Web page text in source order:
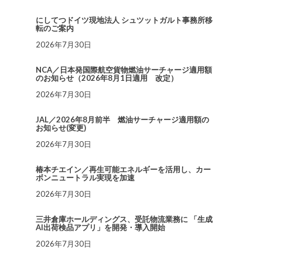
にしてつドイツ現地法人 シュツットガルト事務所移
転のご案内
2026年7月30日
NCA／日本発国際航空貨物燃油サーチャージ適用額
のお知らせ（2026年8月1日適用 改定）
2026年7月30日
JAL／2026年8月前半 燃油サーチャージ適用額の
お知らせ(変更)
2026年7月30日
椿本チエイン／再生可能エネルギーを活用し、カー
ボンニュートラル実現を加速
2026年7月30日
三井倉庫ホールディングス、受託物流業務に 「生成
AI出荷検品アプリ」を開発・導入開始
2026年7月30日